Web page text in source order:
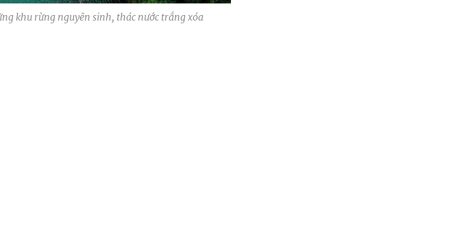
khu rừng nguyên sinh, thác nước trắng xóa